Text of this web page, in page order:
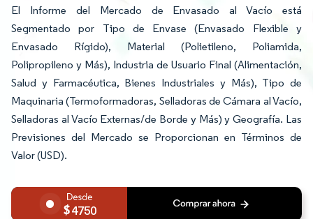
El Informe del Mercado de Envasado al Vacío está
Segmentado por Tipo de Envase (Envasado Flexible y
Envasado Rígido), Material (Polietileno, Poliamida,
Polipropileno y Más), Industria de Usuario Final (Alimentación,
Salud y Farmacéutica, Bienes Industriales y Más), Tipo de
Maquinaria (Termoformadoras, Selladoras de Cámara al Vacío,
Selladoras al Vacío Externas/de Borde y Más) y Geografía. Las
Previsiones del Mercado se Proporcionan en Términos de
Valor (USD).
4750